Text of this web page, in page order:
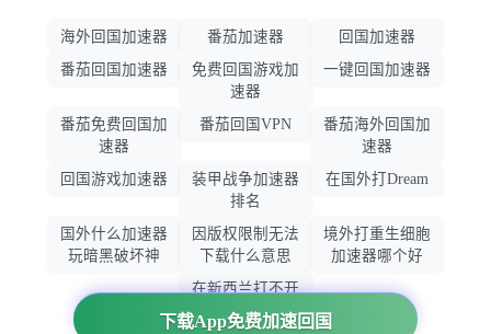
下载App免费加速回国
海外回国加速器 番茄加速器
回国加速器
番茄回国加速器
免费回国游戏加
速器
一键回国加速器
番茄免费回国加
速器
番茄回国VPN
番茄海外回国加
速器
回国游戏加速器
装甲战争加速器
排名
在国外打Dream
国外什么加速器
玩暗黑破坏神
因版权限制无法
下载什么意思
境外打重生细胞
加速器哪个好
在新西兰打不开
大智慧怎么办